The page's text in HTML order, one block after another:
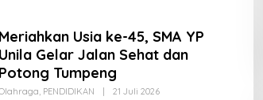
Meriahkan Usia ke-45, SMA YP
Unila Gelar Jalan Sehat dan
Potong Tumpeng
, PENDIDIKAN 21 Juli 2026O